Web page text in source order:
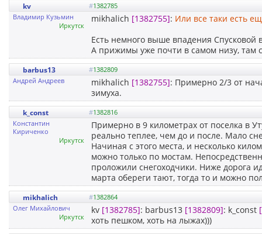
kv #1382785
Владимир Кузьмин
Иркутск
mikhalich [1382755]: Или все таки есть
Есть немного выше впадения Спусковой
А прижимы уже почти в самом низу, там
barbus13 #1382809
Андрей Андреев
mikhalich [1382755]: Примерно 2/3 от
зимуха.
k_const #1382816
Константин
Кириченко
Иркутск
Примерно в 9 километрах от поселка в
реально теплее, чем до и после. Мало
Начиная с этого места, и несколько
можно только по мостам.
проложили снегоходчики. Ниже дорога
марта обереги тают, тогда то и можно
mikhalich #1382864
Олег Михайлович
Иркутск
kv [1382785]: barbus13 [1382809]: k_const
хоть пешком, хоть на лыжах)))